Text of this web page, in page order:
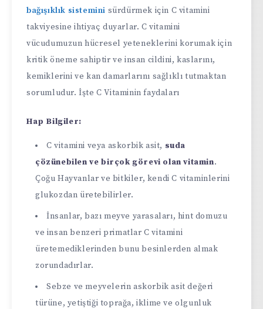
bağışıklık sistemini sürdürmek için C vitamini
takviyesine ihtiyaç duyarlar. C vitamini
vücudumuzun hücresel yeteneklerini korumak için
kritik öneme sahiptir ve insan cildini, kaslarını,
kemiklerini ve kan damarlarını sağlıklı tutmaktan
sorumludur. İşte C Vitaminin faydaları
Hap Bilgiler:
C vitamini veya askorbik asit, suda
çözünebilen ve birçok görevi olan vitamin.
Çoğu Hayvanlar ve bitkiler, kendi C vitaminlerini
glukozdan üretebilirler.
İnsanlar, bazı meyve yarasaları, hint domuzu
ve insan benzeri primatlar C vitamini
üretemediklerinden bunu besinlerden almak
zorundadırlar.
Sebze ve meyvelerin askorbik asit değeri
türüne, yetiştiği toprağa, iklime ve olgunluk